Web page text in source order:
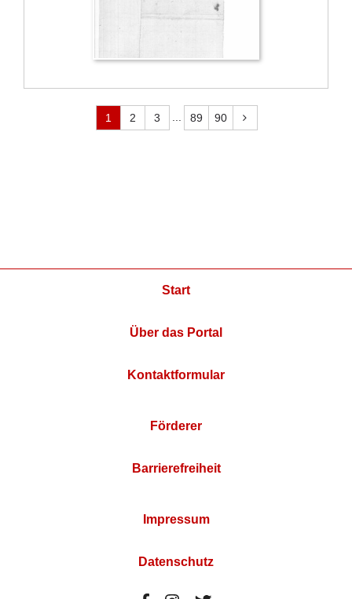
1 2 3 89 90
Start
Über das Portal
Kontaktformular
Förderer
Barrierefreiheit
Impressum
Datenschutz